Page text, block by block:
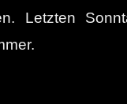
Letzten